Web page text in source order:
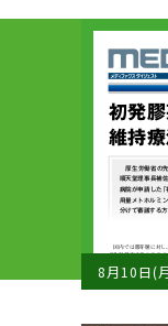
8月10日(